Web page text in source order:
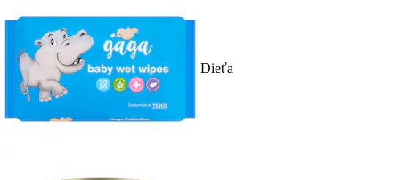
Dieťa